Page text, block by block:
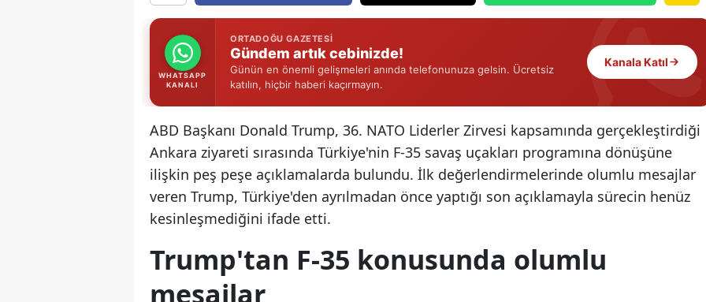
Gaziantep
Gümüşhane
Isparta
Mersin
İzmir
WHATSAPP
KANALI
ORTADOĞU GAZETESI
Gündem artık cebinizde!
Günün en önemli gelişmeleri anında telefonunuza gelsin. Ücretsiz
katılın, hiçbir haberi kaçırmayın.
Kanala Katıl
ABD Başkanı Donald Trump, 36. NATO Liderler Zirvesi kapsamında gerçekleştirdiği
Ankara ziyareti sırasında Türkiye'nin F-35 savaş uçakları programına dönüşüne
ilişkin peş peşe açıklamalarda bulundu. İlk değerlendirmelerinde olumlu mesajlar
veren Trump, Türkiye'den ayrılmadan önce yaptığı son açıklamayla sürecin henüz
kesinleşmediğini ifade etti.
Trump'tan F-35 konusunda olumlu
mesajlar